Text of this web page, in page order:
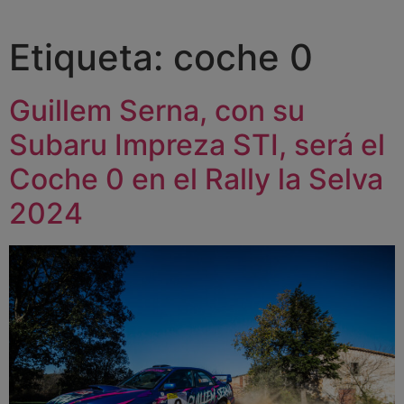
Etiqueta: coche 0
Guillem Serna, con su
Subaru Impreza STI, será el
Coche 0 en el Rally la Selva
2024